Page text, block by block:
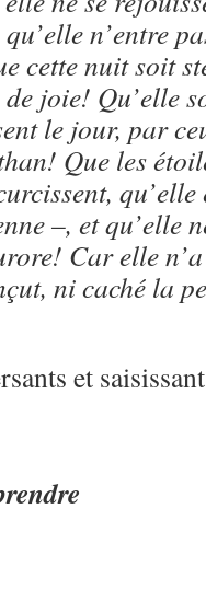
n’entre
cette nuit soit
joie! Qu’elle
le jour, par
Que les
–, et qu’elle
Car elle
ni caché la
et